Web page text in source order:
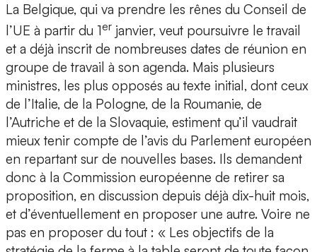
La Belgique, qui va prendre les rênes du Conseil de
l’UE à partir du 1er janvier, veut poursuivre le travail
et a déjà inscrit de nombreuses dates de réunion en
groupe de travail à son agenda. Mais plusieurs
ministres, les plus opposés au texte initial, dont ceux
de l’Italie, de la Pologne, de la Roumanie, de
l’Autriche et de la Slovaquie, estiment qu’il vaudrait
mieux tenir compte de l’avis du Parlement européen
en repartant sur de nouvelles bases. Ils demandent
donc à la Commission européenne de retirer sa
proposition, en discussion depuis déjà dix-huit mois,
et d’éventuellement en proposer une autre. Voire ne
pas en proposer du tout : « Les objectifs de la